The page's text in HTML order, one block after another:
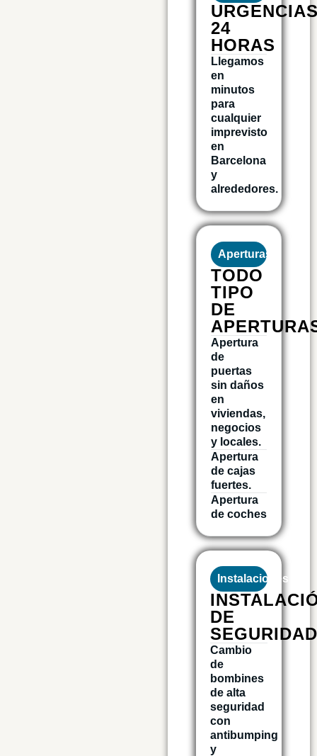
24
HORAS
Llegamos
en
minutos
para
cualquier
imprevisto
en
Barcelona
y
alrededores.
Aperturas
TODO
TIPO
DE
Apertura
de
puertas
sin daños
en
viviendas,
negocios
y locales.
Apertura
de cajas
fuertes.
Apertura
de coches
Instalaciones
DE
SEGURIDAD
Cambio
de
bombines
de alta
seguridad
con
antibumping
y